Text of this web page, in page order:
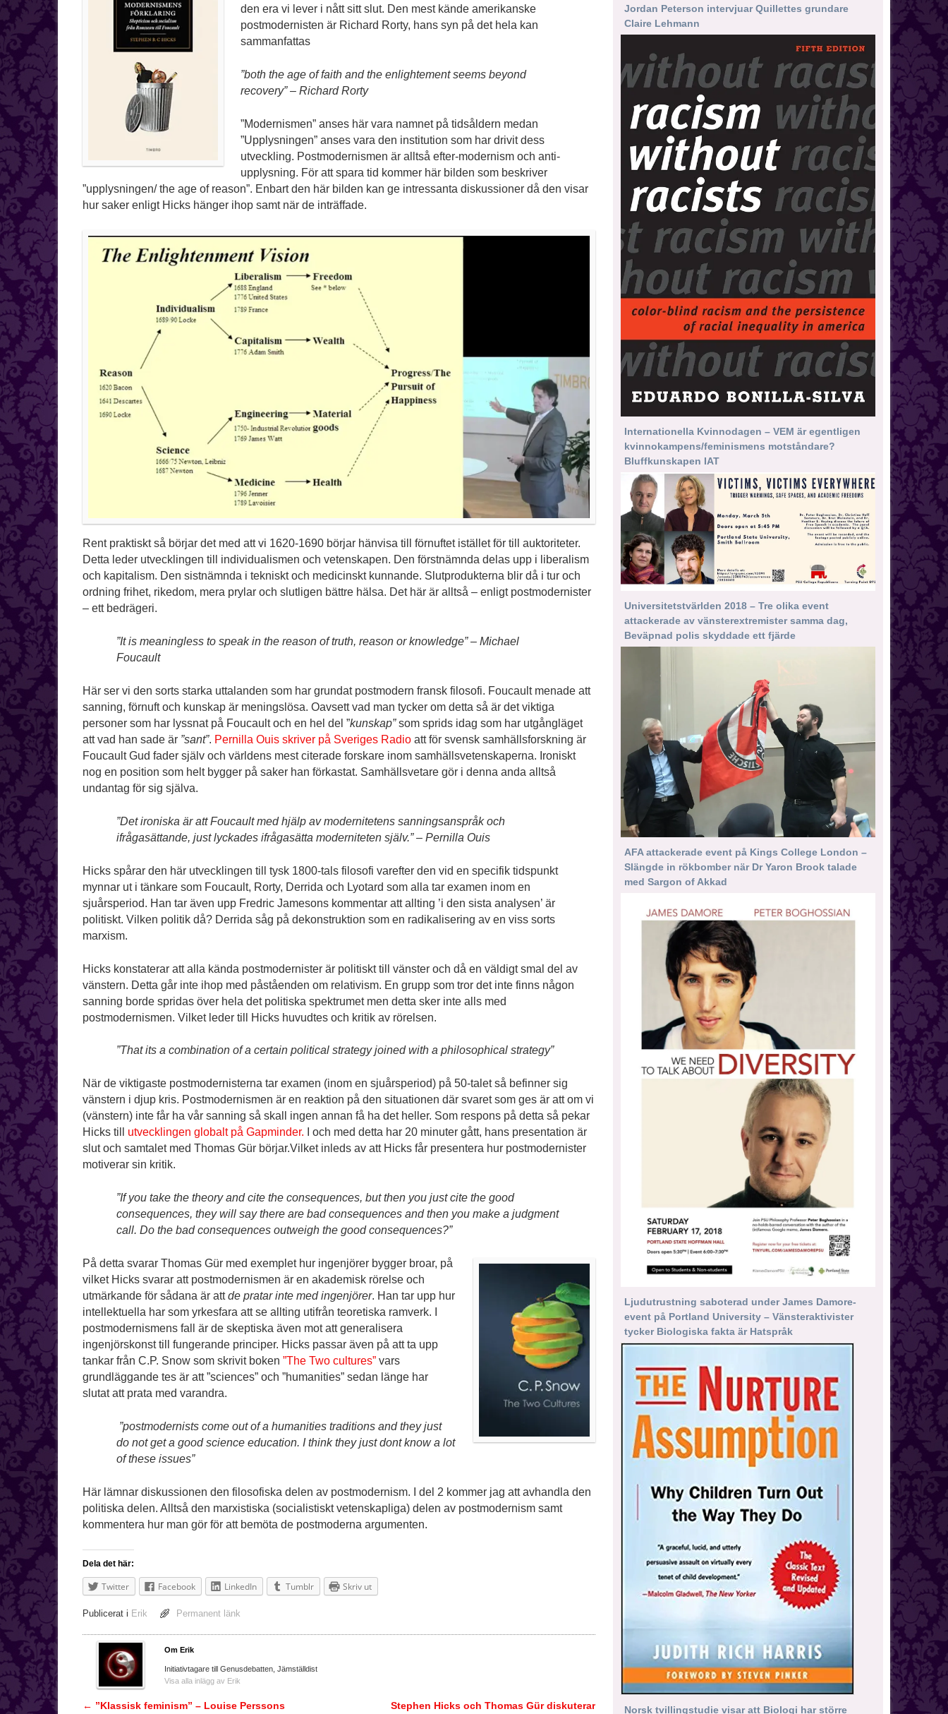
den era vi lever i nått sitt slut. Den mest kände amerikanske
postmodernisten är Richard Rorty, hans syn på det hela kan
sammanfattas
”both the age of faith and the enlightement seems beyond
recovery” – Richard Rorty
”Modernismen” anses här vara namnet på tidsåldern medan
”Upplysningen” anses vara den institution som har drivit dess
utveckling. Postmodernismen är alltså efter-modernism och anti-
upplysning. För att spara tid kommer här bilden som beskriver
”upplysningen/ the age of reason”. Enbart den här bilden kan ge intressanta diskussioner då den visar
hur saker enligt Hicks hänger ihop samt när de inträffade.
Rent praktiskt så börjar det med att vi 1620-1690 börjar hänvisa till förnuftet istället för till auktoriteter.
Detta leder utvecklingen till individualismen och vetenskapen. Den förstnämnda delas upp i liberalism
och kapitalism. Den sistnämnda i tekniskt och medicinskt kunnande. Slutprodukterna blir då i tur och
ordning frihet, rikedom, mera prylar och slutligen bättre hälsa. Det här är alltså – enligt postmodernister
– ett bedrägeri.
”It is meaningless to speak in the reason of truth, reason or knowledge” – Michael
Foucault
Här ser vi den sorts starka uttalanden som har grundat postmodern fransk filosofi. Foucault menade att
sanning, förnuft och kunskap är meningslösa. Oavsett vad man tycker om detta så är det viktiga
personer som har lyssnat på Foucault och en hel del ”kunskap”som sprids idag som har utgångläget
att vad han sade är ”sant”. Pernilla Ouis skriver på Sveriges Radio att för svensk samhällsforskning är
Foucault Gud fader själv och världens mest citerade forskare inom samhällsvetenskaperna. Ironiskt
nog en position som helt bygger på saker han förkastat. Samhällsvetare gör i denna anda alltså
undantag för sig själva.
”Det ironiska är att Foucault med hjälp av modernitetens sanningsanspråk och
ifrågasättande, just lyckades ifrågasätta moderniteten själv.” – Pernilla Ouis
Hicks spårar den här utvecklingen till tysk 1800-tals filosofi varefter den vid en specifik tidspunkt
mynnar ut i tänkare som Foucault, Rorty, Derrida och Lyotard som alla tar examen inom en
sjuårsperiod. Han tar även upp Fredric Jamesons kommentar att allting ’i den sista analysen’ är
politiskt. Vilken politik då? Derrida såg på dekonstruktion som en radikalisering av en viss sorts
marxism.
Hicks konstaterar att alla kända postmodernister är politiskt till vänster och då en väldigt smal del av
vänstern. Detta går inte ihop med påståenden om relativism. En grupp som tror det inte finns någon
sanning borde spridas över hela det politiska spektrumet men detta sker inte alls med
postmodernismen. Vilket leder till Hicks huvudtes och kritik av rörelsen.
”That its a combination of a certain political strategy joined with a philosophical strategy”
När de viktigaste postmodernisterna tar examen (inom en sjuårsperiod) på 50-talet så befinner sig
vänstern i djup kris. Postmodernismen är en reaktion på den situationen där svaret som ges är att om vi
(vänstern) inte får ha vår sanning så skall ingen annan få ha det heller. Som respons på detta så pekar
Hicks till utvecklingen globalt på Gapminder. I och med detta har 20 minuter gått, hans presentation är
slut och samtalet med Thomas Gür börjar.Vilket inleds av att Hicks får presentera hur postmodernister
motiverar sin kritik.
”If you take the theory and cite the consequences, but then you just cite the good
consequences, they will say there are bad consequences and then you make a judgment
call. Do the bad consequences outweigh the good consequences?”
På detta svarar Thomas Gür med exemplet hur ingenjörer bygger broar, på
vilket Hicks svarar att postmodernismen är en akademisk rörelse och
utmärkande för sådana är attde pratar inte med ingenjörer. Han tar upp hur
intellektuella har som yrkesfara att se allting utifrån teoretiska ramverk. I
postmodernismens fall är de skeptiska även mot att generalisera
ingenjörskonst till fungerande principer. Hicks passar även på att ta upp
tankar från C.P. Snow som skrivit boken ”The Two cultures” vars
grundläggande tes är att ”sciences” och ”humanities” sedan länge har
slutat att prata med varandra.
”postmodernists come out of a humanities traditions and they just
do not get a good science education. I think they just dont know a lot
of these issues”
Här lämnar diskussionen den filosofiska delen av postmodernism. I del 2 kommer jag att avhandla den
politiska delen. Alltså den marxistiska (socialistiskt vetenskapliga) delen av postmodernism samt
kommentera hur man gör för att bemöta de postmoderna argumenten.
Dela det här:
Twitter Facebook LinkedIn Tumblr Skriv ut
Publicerat i Erik Permanent länk
Om Erik
Initiativtagare till Genusdebatten, Jämställdist
Visa alla inlägg av Erik
Inläggsnavigering
← ”Klassisk feminism” – Louise Perssons Stephen Hicks och Thomas Gür diskuterar
Jordan Peterson intervjuar Quillettes grundare
Claire Lehmann
Internationella Kvinnodagen – VEM är egentligen
kvinnokampens/feminismens motståndare?
Bluffkunskapen IAT
Universitetstvärlden 2018 – Tre olika event
attackerade av vänsterextremister samma dag,
Beväpnad polis skyddade ett fjärde
AFA attackerade event på Kings College London –
Slängde in rökbomber när Dr Yaron Brook talade
med Sargon of Akkad
Ljudutrustning saboterad under James Damore-
event på Portland University – Vänsteraktivister
tycker Biologiska fakta är Hatspråk
Norsk tvillingstudie visar att Biologi har större